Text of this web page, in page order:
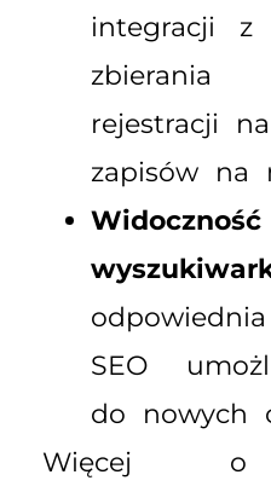
integracji z
rejestracji
zapisów na
SEO
do nowych
Więcej o